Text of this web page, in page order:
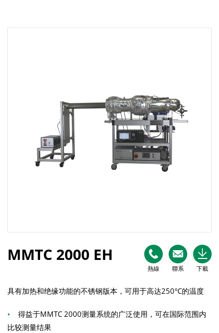
熱線 聯系 下載
MMTC 2000 EH
具有加热和绝缘功能的不锈钢版本，可用于高达250°C的温度
• 得益于MMTC 2000测量系统的广泛使用，可在国际范围内
比较测量结果